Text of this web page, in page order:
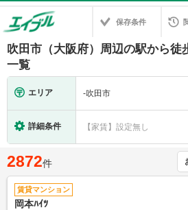
保存条件
吹田市（大阪府）周辺の駅から徒
一覧
エリア -吹田市
詳細条件 【家賃】設定無し
2872件
賃貸マンション
岡本ﾊｲﾂ